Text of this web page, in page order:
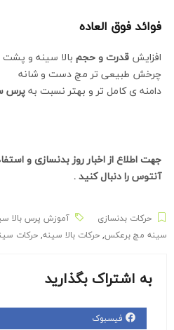
فوائد فوق العاده
افزایش قدرت و حجم بالا سینه و پشت
چرخش طبیعی تر مچ دست و شانه
دامنه ی کامل تر و بهتر نسبت بهپرس
جهت اطلاع از اخبار روز بدنسازی و
آنتوسرا دنبال کنید .
حرکات بدنسازی آموزش پرس بالا
سینه مچ برعکس,حرکات بالا سینه,حرکات
به اشتراک بگذارید
فیسبوک